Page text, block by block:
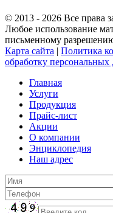
© 2013 - 2026 Все права
Любое использование
письменному
Карта сайта | Политика
обработку
Главная
Услуги
Продукция
Прайс-лист
Акции
О компании
Энциклопедия
Наш адрес